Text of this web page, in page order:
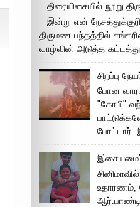
திரையிசையில் நூறு
இன்று என்
திருமண பந்தத்தில்
வாழ்வின் அடுத்த
சிறப்பு
போன
"கோபி"
போட்டார்.
உதாரணம்,